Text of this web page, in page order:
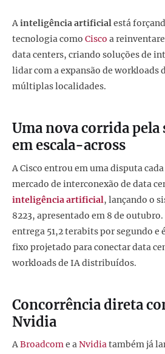
Ainteligência artificialestá
tecnologia como Cisco a
data centers, criando soluções de
lidar com a expansão de workloads
múltiplas localidades.
Uma nova corrida pela
em escala-across
A Cisco entrou em uma disputa
mercado de interconexão de data
inteligência artificial, lançando o
8223, apresentado em 8 de
entrega 51,2 terabits por segundo
fixo projetado para conectar data
workloads de IA distribuídos.
Concorrência direta
Nvidia
ABroadcome aNvidiatambém já